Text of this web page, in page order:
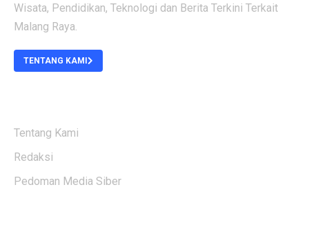
Wisata, Pendidikan, Teknologi dan Berita Terkini Terkait
Malang Raya.
TENTANG KAMI
Tentang Kami
Redaksi
Pedoman Media Siber